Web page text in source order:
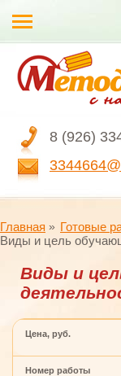
8 (926)
Главная
Готовые
Виды и цель
Виды и
Цена, руб.
Номер работы